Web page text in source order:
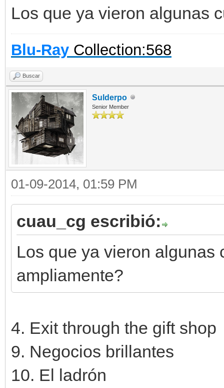
Los que ya vieron algunas
Blu-Ray Collection:568
Buscar
Sulderpo
Senior Member
01-09-2014, 01:59 PM
cuau_cg escribió:
Los que ya vieron algunas
ampliamente?
4. Exit through the gift shop
9. Negocios brillantes
10. El ladrón